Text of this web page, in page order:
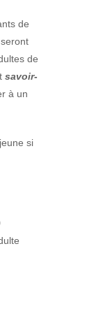
de
de
savoir-
à un
si